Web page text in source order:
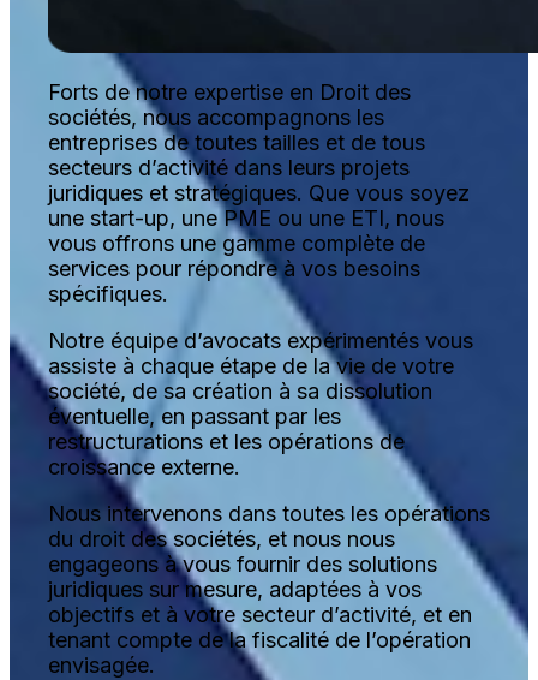
Forts de notre expertise en Droit des
sociétés, nous accompagnons les
entreprises de toutes tailles et de tous
secteurs d’activité dans leurs projets
juridiques et stratégiques. Que vous soyez
une start-up, une PME ou une ETI, nous
vous offrons une gamme complète de
services pour répondre à vos besoins
spécifiques.
Notre équipe d’avocats expérimentés vous
assiste à chaque étape de la vie de votre
société, de sa création à sa dissolution
éventuelle, en passant par les
restructurations et les opérations de
croissance externe.
Nous intervenons dans toutes les opérations
du droit des sociétés, et nous nous
engageons à vous fournir des solutions
juridiques sur mesure, adaptées à vos
objectifs et à votre secteur d’activité, et en
tenant compte de la fiscalité de l’opération
envisagée.